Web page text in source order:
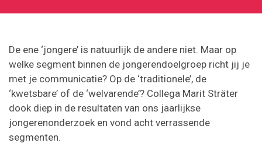
De ene ‘jongere’ is natuurlijk de andere niet. Maar op
welke segment binnen de jongerendoelgroep richt jij je
met je communicatie? Op de ‘traditionele’, de
‘kwetsbare’ of de ‘welvarende’? Collega Marit Sträter
dook diep in de resultaten van ons jaarlijkse
jongerenonderzoek en vond acht verrassende
segmenten.